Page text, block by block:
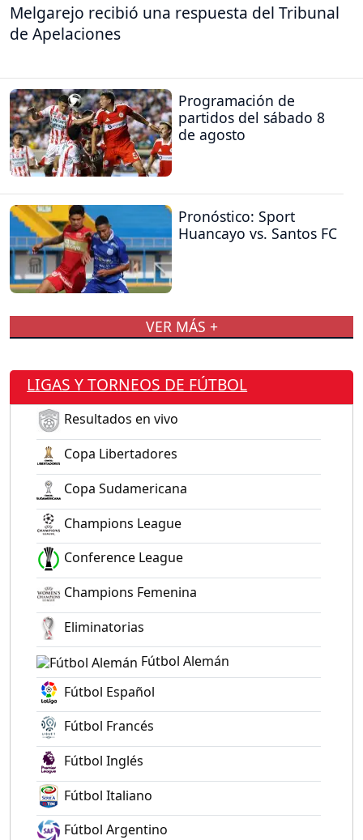
Melgarejo recibió una respuesta del Tribunal
de Apelaciones
Programación de
partidos del sábado 8
de agosto
Pronóstico: Sport
Huancayo vs. Santos FC
VER MÁS +
LIGAS Y TORNEOS DE FÚTBOL
Resultados en vivo
Copa Libertadores
Copa Sudamericana
Champions League
Conference League
Champions Femenina
Eliminatorias
Fútbol Alemán
Fútbol Español
Fútbol Francés
Fútbol Inglés
Fútbol Italiano
Fútbol Argentino